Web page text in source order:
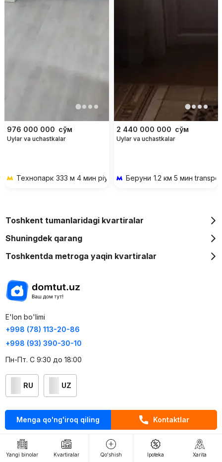
Menga qo'ng'iroq qiling Kontaktlar
976 000 000 сўм
Uylar va uchastkalar
Технопарк 333 м 4 мин piyoda
2 440 000 000 сўм
Uylar va uchastkalar
Беруни 1.2 км 5 мин
Yangi binolar Kvartiralar Qo'shish Ipoteka Xarita
Toshkent tumanlaridagi kvartiralar
Shuningdek qarang
Toshkentda metroga yaqin kvartiralar
E'lon bo'limi
+998 (78) 113-20-86
+998 (93) 390-30-10
Пн-Пт. С 9:30 до 18:00
RU UZ
Kontaktlar
loyiha haqida
Webnow © loyihasi